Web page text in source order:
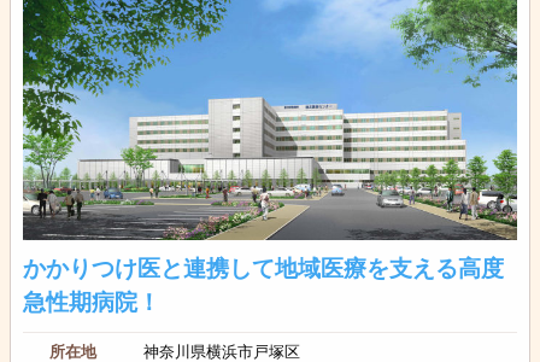
かかりつけ医と連携して地域医療を支える高度
急性期病院！
所在地 神奈川県横浜市戸塚区